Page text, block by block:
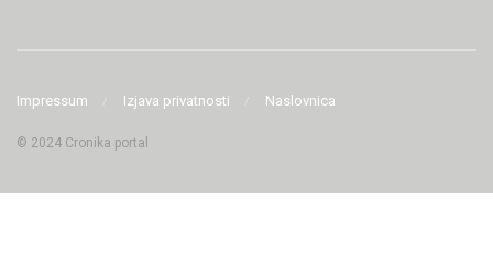
Impressum Izjava privatnosti Naslovnica
© 2024 Cronika portal